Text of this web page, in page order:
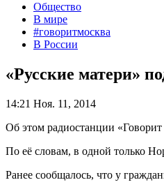
Общество
В мире
#говоритмосква
В России
«Русские матери»
14:21 Ноя. 11, 2014
Об этом радиостанции
По её словам, в одной только
Ранее сообщалось, что у